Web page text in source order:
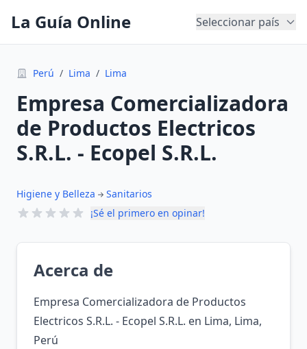
La Guía Online Seleccionar país
Perú / Lima / Lima
Empresa Comercializadora
de Productos Electricos
S.R.L. - Ecopel S.R.L.
Higiene y Belleza
Sanitarios
¡Sé el primero en opinar!
Acerca de
Empresa Comercializadora de Productos
Electricos S.R.L. - Ecopel S.R.L. en Lima, Lima,
Perú